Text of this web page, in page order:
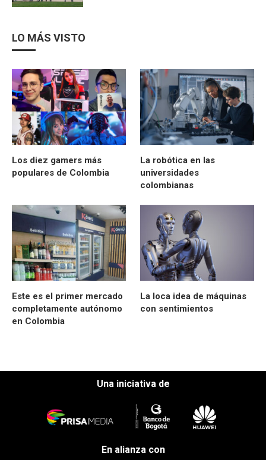
LO MÁS VISTO
Los diez gamers más
populares de Colombia
La robótica en las
universidades
colombianas
Este es el primer mercado
completamente autónomo
en Colombia
La loca idea de máquinas
con sentimientos
Una iniciativa de
En alianza con